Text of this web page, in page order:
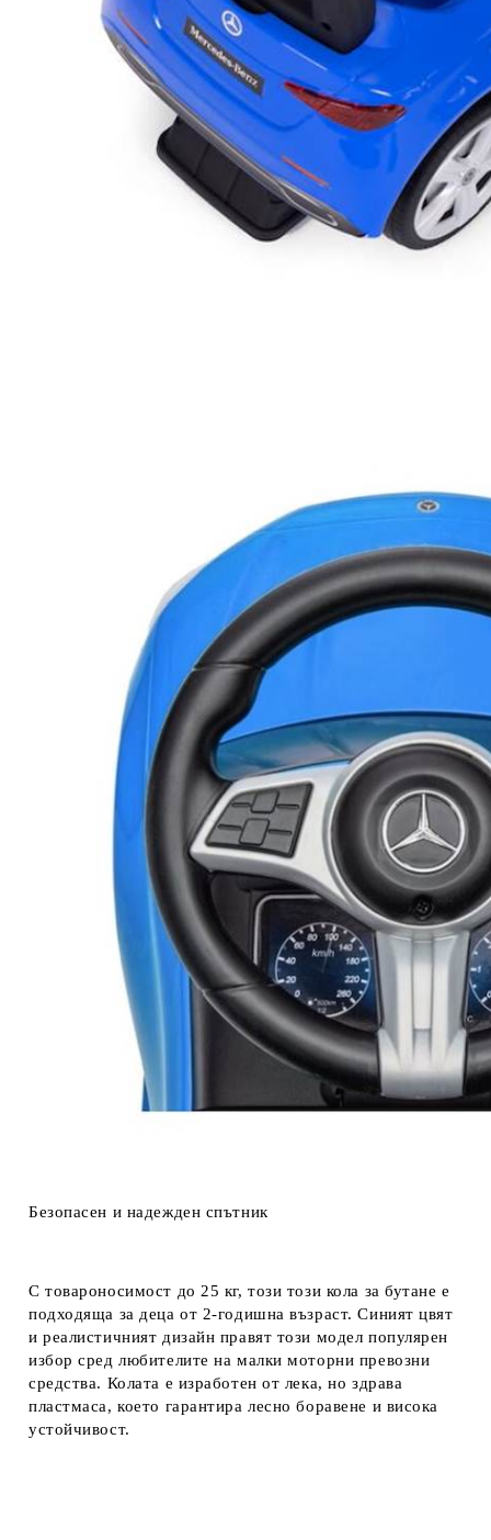
Безопасен и надежден спътник
С товароносимост до 25 кг, този този кола за бутане е
подходяща за деца от 2-годишна възраст. Синият цвят
и реалистичният дизайн правят този модел популярен
избор сред любителите на малки моторни превозни
средства. Колата е изработен от лека, но здрава
пластмаса, което гарантира лесно боравене и висока
устойчивост.